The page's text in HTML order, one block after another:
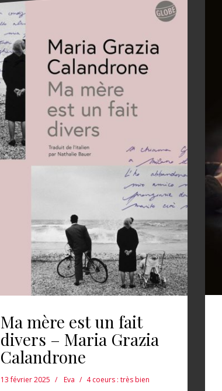
Ma mère est un fait
divers – Maria Grazia
Calandrone
13 février 2025 Eva 4 coeurs : très bien